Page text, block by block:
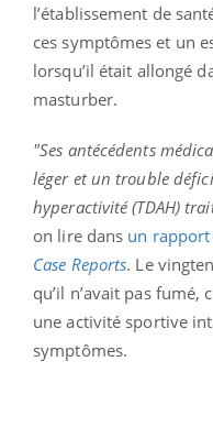
l’établissement de
ces symptômes et un
lorsqu’il était allongé
masturber.
"Ses antécédents
léger et un trouble
hyperactivité (TDAH)
on lire dans un
Case Reports. Le
qu’il n’avait pas
une activité sportive
symptômes.